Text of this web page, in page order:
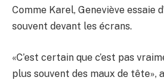
Comme Karel, Geneviève essaie
souvent devant les écrans.
«C’est certain que c’est pas
plus souvent des maux de tête»,